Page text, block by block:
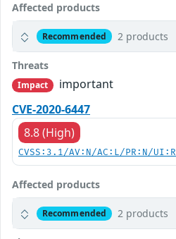
Affected products
Recommended 2 products
Threats
Impact
important
CVE-2020-6447
8.8 (High)
CVSS:3.1/AV:N/AC:L/PR:N/
Affected products
Recommended 2 products